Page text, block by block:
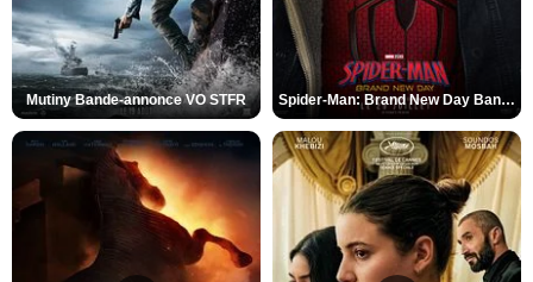
Mutiny Bande-annonce VO STFR Spider-Man: Brand New Day Bande-annonce VO STFR